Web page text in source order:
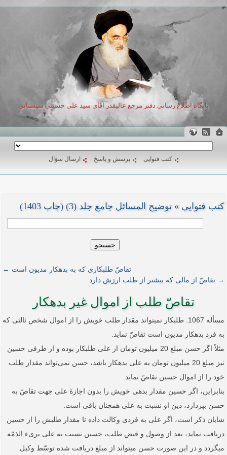
پایگاه اطلاع رسانی دفتر مرجع عالیقدر آقای سید علی حسینی سیستانی
کتب فتوایی پرسش و پاسخ ارسال سؤال
کتب فتوایی » توضیح المسائل جامع جلد (3) (چاپ 1403)
جستجو
تقاصّ طلبکاری که به بدهکار مدیون است ←
→ تقاصّ از مالی که بیشتر از طلب ارزش دارد
تقاصّ طلب از اموال غیر بدهکار
مسأله 1067. طلبکار نمی­تواند مقدار طلب خویش را از اموال شخص ثالثی که
به فرد بدهکار مدیون است تقاصّ نماید.
مثلاً اگر حسن مبلغ 20 میلیون تومان از علی طلبکار بوده و از طرفی حسین
نیز مبلغ 20 میلیون تومان به علی بدهکار باشد، حسن نمی‌تواند مقدار طلب
خود را از اموال حسین تقاصّ نماید.
بنابراین، اگر حسین مقدار بدهی خویش را بدون اجازۀ علی جهت تقاصّ به
حسن بپردازد، دین او نسبت به علی همچنان باقی است.
شایان ذکر است، اگر علی به فردی وکالت داده تا مقدار طلبش را از حسین
دریافت نماید، بعد از وصول و قبض طلب، حسین نسبت به علی بریء الذمّه
می­گردد و در این صورت حسن می­تواند از مبلغ دریافت شده توسّط وکیل